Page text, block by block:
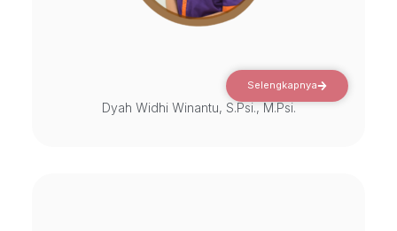
Selengkapnya
Dyah Widhi Winantu, S.Psi., M.Psi.